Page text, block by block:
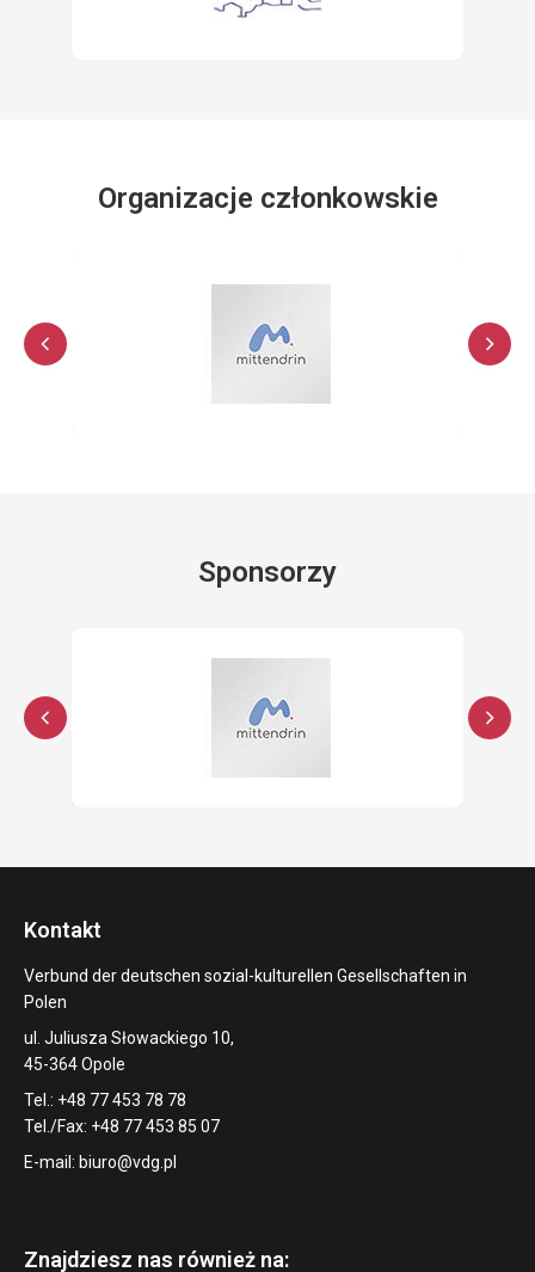
Organizacje członkowskie
Sponsorzy
Kontakt
Verbund der deutschen sozial-kulturellen Gesellschaften in
Polen
ul. Juliusza Słowackiego 10,
45-364 Opole
Tel.: +48 77 453 78 78
Tel./Fax: +48 77 453 85 07
E-mail: biuro@vdg.pl
Znajdziesz nas również na: